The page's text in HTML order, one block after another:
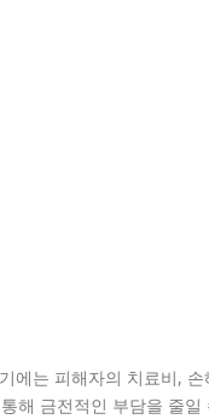
에는 피해자의 치료비, 손
해 금전적인 부담을 줄일